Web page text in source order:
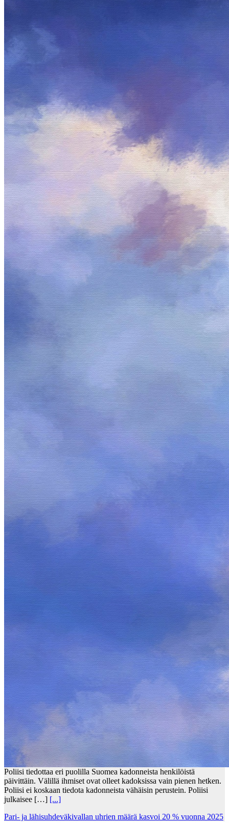
Poliisi tiedottaa eri puolilla Suomea kadonneista henkilöistä
päivittäin. Välillä ihmiset ovat olleet kadoksissa vain pienen hetken.
Poliisi ei koskaan tiedota kadonneista vähäisin perustein. Poliisi
julkaisee […] [...]
Pari- ja lähisuhdeväkivallan uhrien määrä kasvoi 20 % vuonna 2025